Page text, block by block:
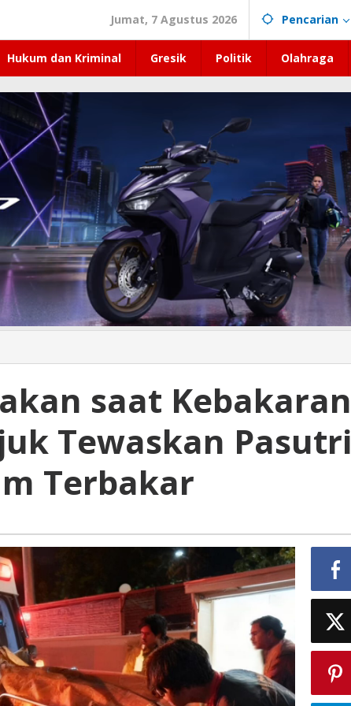
Jumat, 7 Agustus 2026 Pencarian
Hukum dan Kriminal Gresik Politik Olahraga
saat Kebakaran
Tewaskan Pasutri
Terbakar